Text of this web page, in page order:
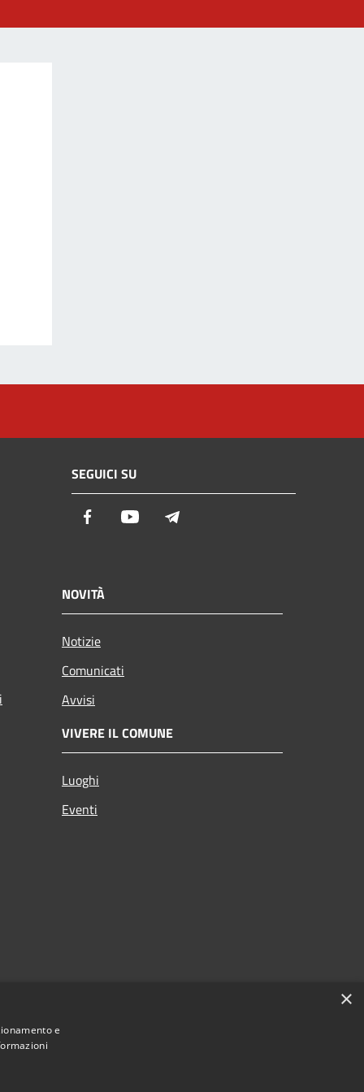
SEGUICI SU
Facebook Youtube
NOVITÀ
Notizie
Comunicati
Avvisi
VIVERE IL COMUNE
Luoghi
Eventi
×
e